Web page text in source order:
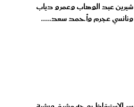
شيرين عبد الوهاب وعمرو دياب
ونانسي عجرم وأحمد سعد.....